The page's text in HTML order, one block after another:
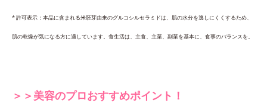
* 許可表示：本品に含まれる米胚芽由来のグルコシルセラミドは、肌の水分を逃しにくくするため、
肌の乾燥が気になる方に適しています。食生活は、主食、主菜、副菜を基本に、食事のバランスを。
＞＞美容のプロおすすめポイント！